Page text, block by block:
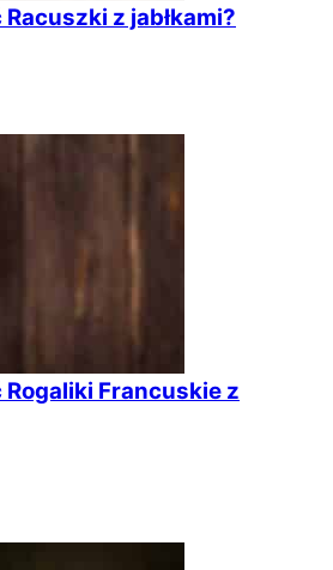
z jabłkami?
Francuskie z